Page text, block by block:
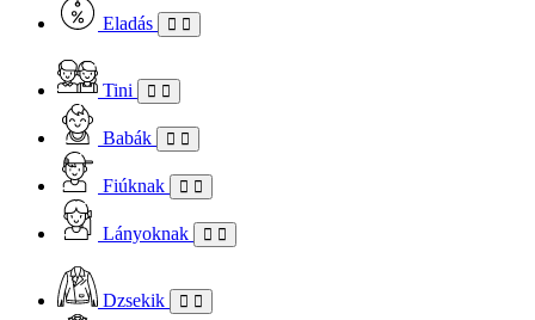
Eladás
Tini
Babák
Fiúknak
Lányoknak
Dzsekik